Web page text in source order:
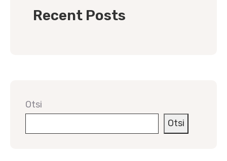
Recent Posts
Otsi
Otsi